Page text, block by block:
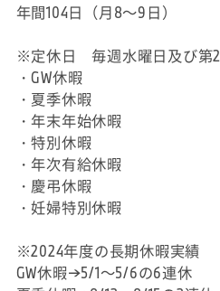
年間104日（月8～9日）
※定休日 毎週水曜日及び第2
・GW休暇
・夏季休暇
・年末年始休暇
・特別休暇
・年次有給休暇
・慶弔休暇
・妊婦特別休暇
※2024年度の長期休暇実績
GW休暇→5/1～5/6の6連休